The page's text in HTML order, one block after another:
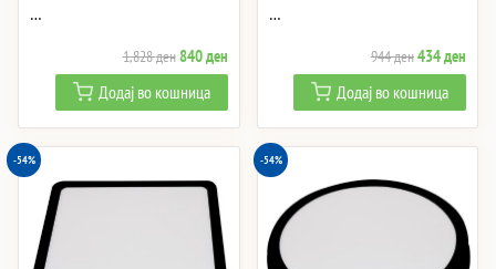
…
1,828денOriginal
price
was:
1,828 ден.
840денCurrent
price
is:
840 ден.
Додај во кошница
…
944денOriginal
price
was:
944 ден.
434ден
price
is:
434
Додај во кошница
-54% -54%